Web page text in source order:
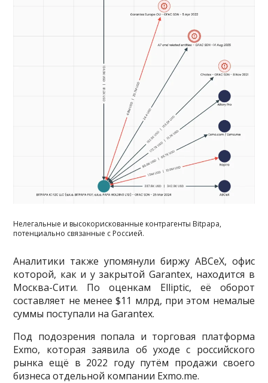
Нелегальные и высокорискованные контрагенты Bitpapa,
потенциально связанные с Россией.
Аналитики также упомянули биржу ABCeX, офис
которой, как и у закрытой Garantex, находится в
Москва-Сити. По оценкам Elliptic, её оборот
составляет не менее $11 млрд, при этом немалые
суммы поступали на Garantex.
Под подозрения попала и торговая платформа
Exmo, которая заявила об уходе с российского
рынка ещё в 2022 году путём продажи своего
бизнеса отдельной компании Exmo.me.